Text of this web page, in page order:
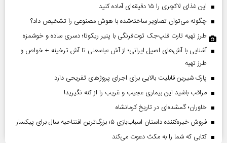
این غذای لاکچری را ۱۵ دقیقه‌ای آماده کنید
چگونه می‌توان تصاویر ساخته‌شده با هوش مصنوعی را تشخیص داد؟
طرز تهیه تارت فلپ‌جک توت‌فرنگی با پنیر ریکوتا؛ دسری ساده و خوشمزه
آشنایی با آش‌های اصیل ایرانی؛ از آش عباسعلی تا آش ترخینه + خواص و
طرز تهیه
پارک شیرین قابلیت‌ بالایی برای اجرای پروژهای تفریحی دارد
مراقب باشید این بیماری عجیب و غریب را از کنه نگیرید!
خاوران؛ گمشده‌ای در تاریخ کرمانشاه
فروش خیره‌کننده داستان اسباب‌بازی ۵؛ بزرگ‌ترین افتتاحیه سال برای پیکسار
کتابی که شما را به مکث دعوت می‌کند